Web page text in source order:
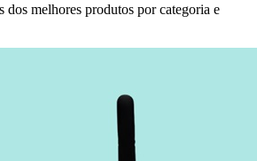
dos melhores produtos por categoria e